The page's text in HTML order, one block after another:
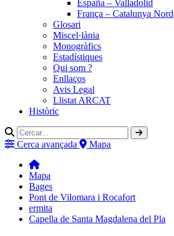
España – Valladolid
França – Catalunya Nord
Glosari
Miscel·lània
Monogràfics
Estadístiques
Qui som ?
Enllaços
Avis Legal
Llistat ARCAT
Històric
Cerca avançada Mapa
Mapa
Bages
Pont de Vilomara i Rocafort
ermita
Capella de Santa Magdalena del Pla